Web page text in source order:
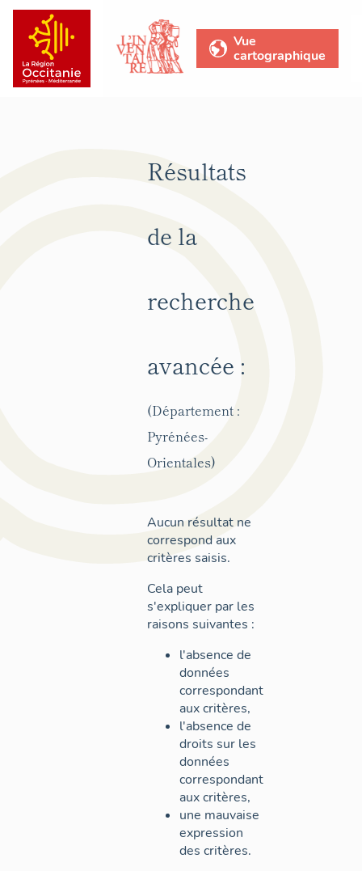
Vue
cartographique
Résultats
de la
recherche
avancée :
(Département :
Pyrénées-
Orientales)
Aucun résultat ne
correspond aux
critères saisis.
Cela peut
s'expliquer par les
raisons suivantes :
l'absence de
données
correspondant
aux critères,
l'absence de
droits sur les
données
correspondant
aux critères,
une mauvaise
expression
des critères.